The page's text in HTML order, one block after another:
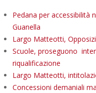
Pedana per accessibilità
Guanella
Largo Matteotti,
Scuole, proseguono
riqualificazione
Largo Matteotti,
Concessioni demaniali